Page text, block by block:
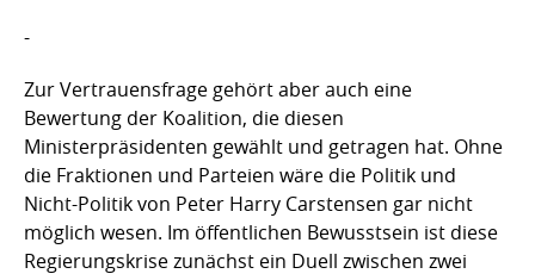
-
Zur Vertrauensfrage gehört aber auch eine
Bewertung der Koalition, die diesen
Ministerpräsidenten gewählt und getragen hat. Ohne
die Fraktionen und Parteien wäre die Politik und
Nicht-Politik von Peter Harry Carstensen gar nicht
möglich wesen. Im öffentlichen Bewusstsein ist diese
Regierungskrise zunächst ein Duell zwischen zwei